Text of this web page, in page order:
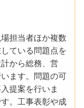
担当者ほか複数
ている問題点を
から総務、営
ます。問題の可
提案を行いま
。工事表彰や成